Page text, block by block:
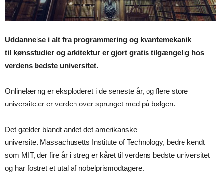
Uddannelse i alt fra programmering og kvantemekanik
til kønsstudier og arkitektur er gjort gratis tilgængelig hos
verdens bedste universitet.
Onlinelæring er eksploderet i de seneste år, og flere store
universiteter er verden over sprunget med på bølgen.
Det gælder blandt andet det amerikanske
universitet Massachusetts Institute of Technology, bedre kendt
som MIT, der fire år i streg er kåret til verdens bedste universitet
og har fostret et utal af nobelprismodtagere.